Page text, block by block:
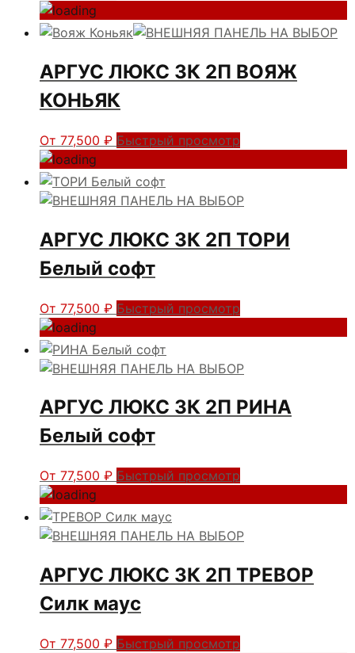
АРГУС ЛЮКС 3К 2П ВОЯЖ
КОНЬЯК
От 77,500 ₽ Быстрый просмотр
АРГУС ЛЮКС 3К 2П ТОРИ
Белый софт
От 77,500 ₽ Быстрый просмотр
АРГУС ЛЮКС 3К 2П РИНА
Белый софт
От 77,500 ₽ Быстрый просмотр
АРГУС ЛЮКС 3К 2П ТРЕВОР
Силк маус
От 77,500 ₽ Быстрый просмотр